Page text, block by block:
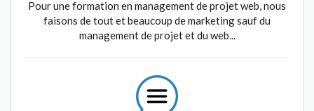
Pour une formation en management de projet web, nous
faisons de tout et beaucoup de marketing sauf du
management de projet et du web...